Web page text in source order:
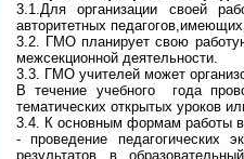
3.1.Для организации своей
авторитетных
3.2. ГМО планирует свою
межсекционной деятельности.
3.3. ГМО учителей может
В течение учебного года
тематических открытых уроков
3.4. К основным формам работы
- проведение педагогических
результатов в